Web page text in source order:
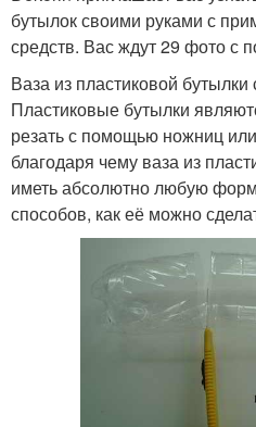
бутылок своими руками с
средств. Вас ждут 29 фото с
Ваза из пластиковой
Пластиковые бутылки
резать с помощью ножниц
благодаря чему ваза из
иметь абсолютно любую
способов, как её можно